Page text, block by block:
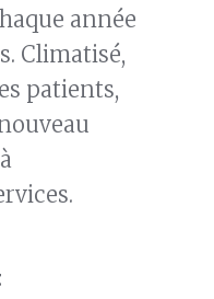
année
Climatisé,
patients,